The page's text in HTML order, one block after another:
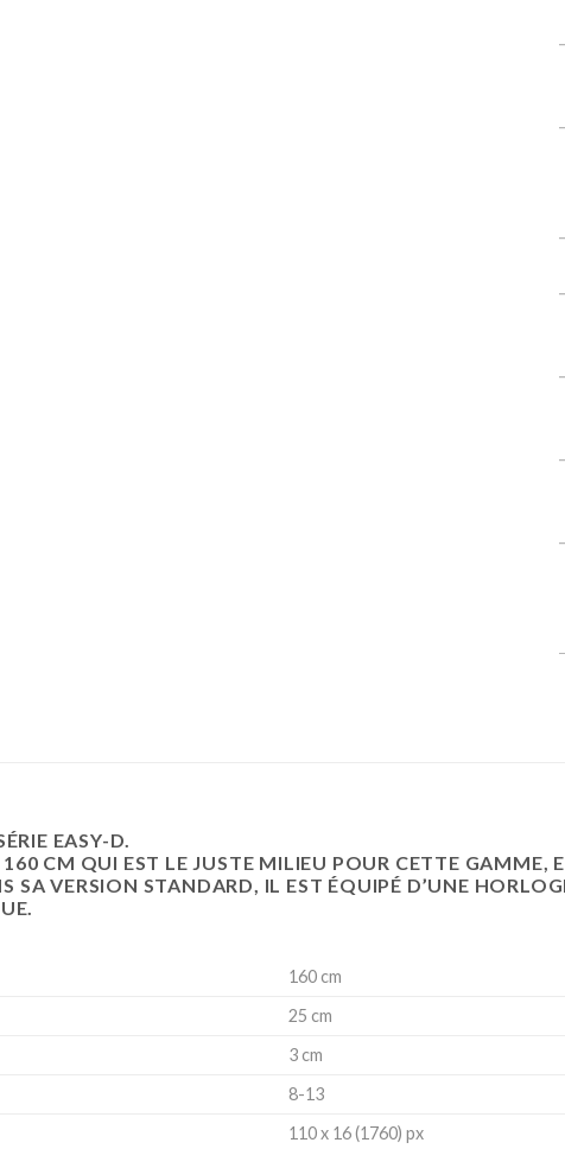
EASY-D.
CM QUI EST LE JUSTE MILIEU POUR CETTE GAMME,
VERSION STANDARD, IL EST ÉQUIPÉ D’UNE
160 cm
25 cm
3 cm
8-13
110 x 16 (1760) px